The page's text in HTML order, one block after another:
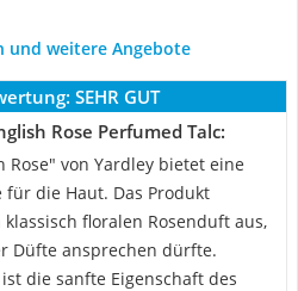
und weitere Angebote
SEHR GUT
Rose Perfumed Talc:
Rose" von Yardley bietet eine
die Haut. Das Produkt
floralen Rosenduft aus,
Düfte ansprechen dürfte.
die sanfte Eigenschaft des